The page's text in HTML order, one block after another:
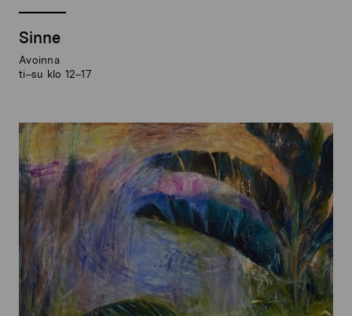
Sinne
Avoinna
ti–su klo 12–17